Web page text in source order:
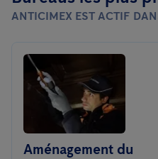
ANTICIMEX EST ACTIF
Aménagement du